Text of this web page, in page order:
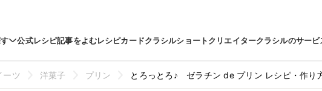
公式レシピ記事をよむレシピカードクラシルショートクリエイタークラシルのサービ
ーツ 洋菓子 プリン とろっとろ♪ ゼラチン de プリン レシピ・作り